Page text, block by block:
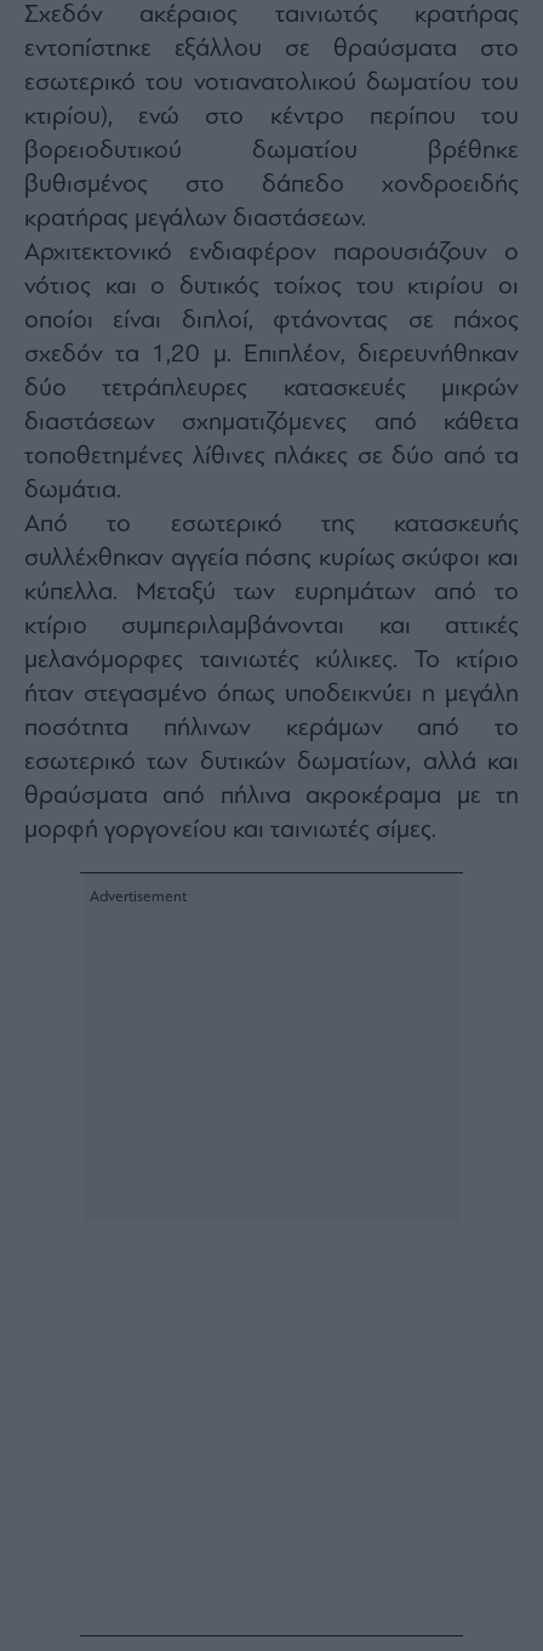
Σχεδόν ακέραιος ταινιωτός κρατήρας
εντοπίστηκε εξάλλου σε θραύσματα στο
εσωτερικό του νοτιανατολικού δωματίου του
κτιρίου), ενώ στο κέντρο περίπου του
βορειοδυτικού δωματίου βρέθηκε
βυθισμένος στο δάπεδο χονδροειδής
κρατήρας μεγάλων διαστάσεων.
Αρχιτεκτονικό ενδιαφέρον παρουσιάζουν ο
νότιος και ο δυτικός τοίχος του κτιρίου οι
οποίοι είναι διπλοί, φτάνοντας σε πάχος
σχεδόν τα 1,20 μ. Επιπλέον, διερευνήθηκαν
δύο τετράπλευρες κατασκευές μικρών
διαστάσεων σχηματιζόμενες από κάθετα
τοποθετημένες λίθινες πλάκες σε δύο από τα
δωμάτια.
Από το εσωτερικό της κατασκευής
συλλέχθηκαν αγγεία πόσης κυρίως σκύφοι και
κύπελλα. Μεταξύ των ευρημάτων από το
κτίριο συμπεριλαμβάνονται και αττικές
μελανόμορφες ταινιωτές κύλικες. Το κτίριο
ήταν στεγασμένο όπως υποδεικνύει η μεγάλη
ποσότητα πήλινων κεράμων από το
εσωτερικό των δυτικών δωματίων, αλλά και
θραύσματα από πήλινα ακροκέραμα με τη
μορφή γοργονείου και ταινιωτές σίμες.